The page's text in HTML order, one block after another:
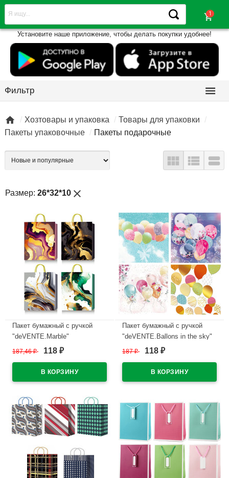
shopping_cart
Установите наше приложение, чтобы делать покупки удобнее!
Фильтр 
 Хозтовары и упаковка
Товары для упаковки
Пакеты упаковочные
Пакеты подарочные
  
Размер: 26*32*10 close
Пакет бумажный с ручкой
"deVENTE.Marble"
вертикальный 26*32*10см
187,46₽ 118 ₽
Пакет бумажный с ручкой
"deVENTE.Ballons in the sky"
вертикальный 26*32*10см
187₽ 118 ₽